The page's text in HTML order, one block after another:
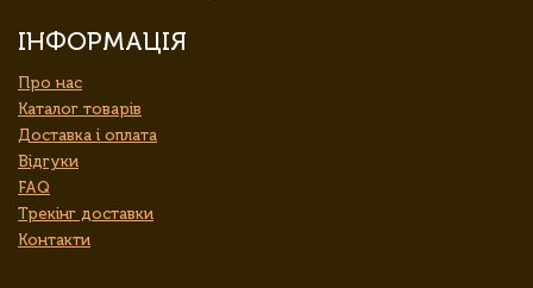
ІНФОРМАЦІЯ
Про нас
Каталог товарів
Доставка і оплата
Відгуки
FAQ
Трекінг доставки
Контакти